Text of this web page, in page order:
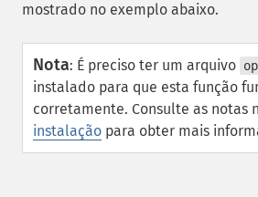
mostrado no exemplo abaixo.
Nota: É preciso ter um arquivo
instalado para que esta função
corretamente. Consulte as notas
instalação para obter mais